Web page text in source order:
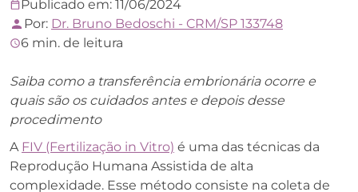
Publicado em: 11/06/2024
Por: Dr. Bruno Bedoschi - CRM/SP 133748
6 min. de leitura
Saiba como a transferência embrionária ocorre e
quais são os cuidados antes e depois desse
procedimento
A FIV (Fertilização in Vitro) é uma das técnicas da
Reprodução Humana Assistida de alta
complexidade. Esse método consiste na coleta de